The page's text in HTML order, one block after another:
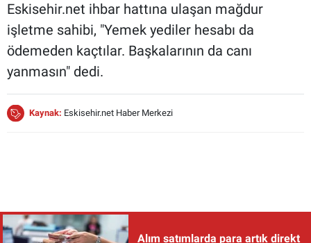
Eskisehir.net ihbar hattına ulaşan mağdur
işletme sahibi, "Yemek yediler hesabı da
ödemeden kaçtılar. Başkalarının da canı
yanmasın" dedi.
Kaynak: Eskisehir.net Haber Merkezi
Alım satımlarda para artık direkt